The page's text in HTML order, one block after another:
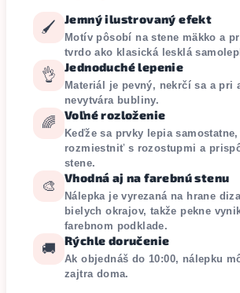
🖌️
Jemný ilustrovaný efekt
Motív pôsobí na stene mäkko a
tvrdo ako klasická lesklá
👌
Jednoduché lepenie
Materiál je pevný, nekrčí sa a pri
nevytvára bubliny.
🌈
Voľné rozloženie
Keďže sa prvky lepia
rozmiestniť s rozostupmi a
stene.
🎨
Vhodná aj na farebnú stenu
Nálepka je vyrezaná na hrane
bielych okrajov, takže pekne
farebnom podklade.
🚚
Rýchle doručenie
Ak objednáš do 10:00, nálepku
zajtra doma.